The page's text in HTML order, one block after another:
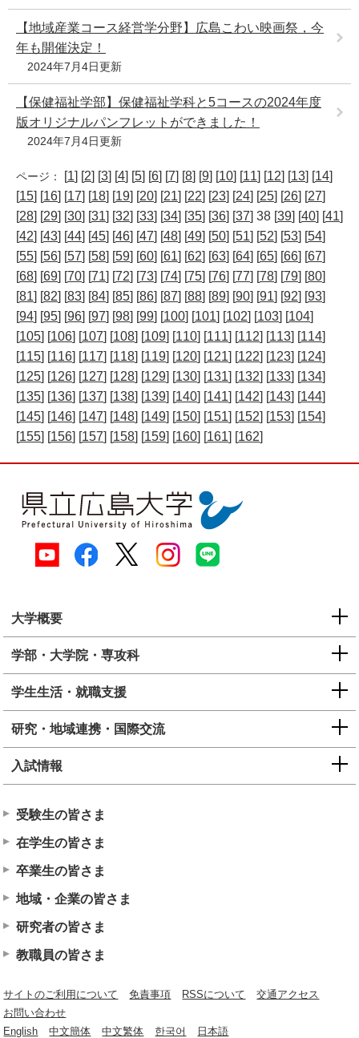
【地域産業コース経営学分野】広島こわい映画祭，今
年も開催決定！
2024年7月4日更新
【保健福祉学部】保健福祉学科と5コースの2024年度
版オリジナルパンフレットができました！
2024年7月4日更新
ページ： [1] [2] [3] [4] [5] [6] [7] [8] [9] [10] [11] [12] [13] [14]
[15] [16] [17] [18] [19] [20] [21] [22] [23] [24] [25] [26] [27]
[28] [29] [30] [31] [32] [33] [34] [35] [36] [37] 38 [39] [40] [41]
[42] [43] [44] [45] [46] [47] [48] [49] [50] [51] [52] [53] [54]
[55] [56] [57] [58] [59] [60] [61] [62] [63] [64] [65] [66] [67]
[68] [69] [70] [71] [72] [73] [74] [75] [76] [77] [78] [79] [80]
[81] [82] [83] [84] [85] [86] [87] [88] [89] [90] [91] [92] [93]
[94] [95] [96] [97] [98] [99] [100] [101] [102] [103] [104]
[105] [106] [107] [108] [109] [110] [111] [112] [113] [114]
[115] [116] [117] [118] [119] [120] [121] [122] [123] [124]
[125] [126] [127] [128] [129] [130] [131] [132] [133] [134]
[135] [136] [137] [138] [139] [140] [141] [142] [143] [144]
[145] [146] [147] [148] [149] [150] [151] [152] [153] [154]
[155] [156] [157] [158] [159] [160] [161] [162]
大学概要
学部・大学院・専攻科
学生生活・就職支援
研究・地域連携・国際交流
入試情報
受験生の皆さま
在学生の皆さま
卒業生の皆さま
地域・企業の皆さま
研究者の皆さま
教職員の皆さま
サイトのご利用について 免責事項 RSSについて
交通アクセス
お問い合わせ
English
中文簡体 中文繁体 한국어 日本語